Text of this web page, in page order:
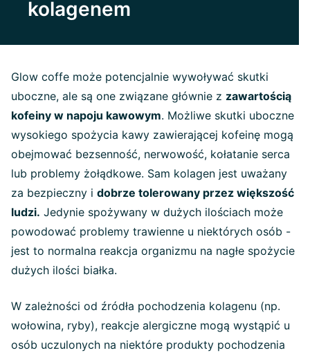
kolagenem
Glow coffe może potencjalnie wywoływać skutki
uboczne, ale są one związane głównie z zawartością
kofeiny w napoju kawowym. Możliwe skutki uboczne
wysokiego spożycia kawy zawierającej kofeinę mogą
obejmować bezsenność, nerwowość, kołatanie serca
lub problemy żołądkowe. Sam kolagen jest uważany
za bezpieczny i dobrze tolerowany przez większość
ludzi. Jedynie spożywany w dużych ilościach może
powodować problemy trawienne u niektórych osób -
jest to normalna reakcja organizmu na nagłe spożycie
dużych ilości białka.
W zależności od źródła pochodzenia kolagenu (np.
wołowina, ryby), reakcje alergiczne mogą wystąpić u
osób uczulonych na niektóre produkty pochodzenia